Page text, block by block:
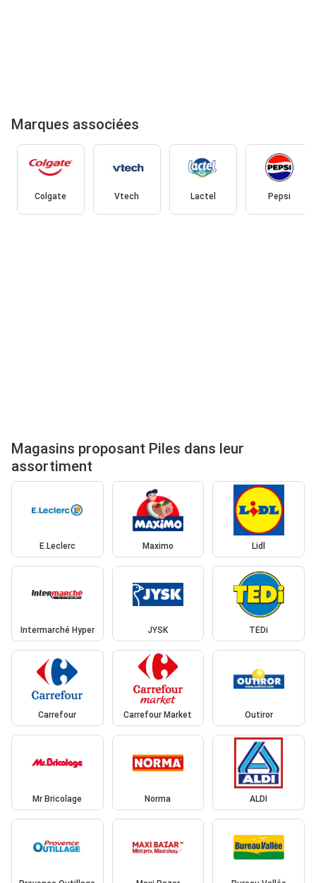
Marques associées
Colgate Vtech Lactel Pepsi
Magasins proposant Piles dans leur
assortiment
E.Leclerc Maximo Lidl
Intermarché Hyper JYSK TEDi
Carrefour Carrefour Market Outiror
Mr Bricolage Norma ALDI